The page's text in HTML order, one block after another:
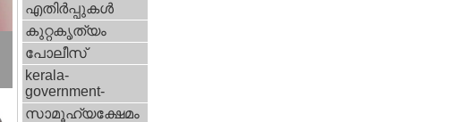
എതിര്‍പ്പുകള്‍
കുറ്റകൃത്യം
പോലീസ്‌
kerala-
government-
സാമൂഹ്യക്ഷേമം